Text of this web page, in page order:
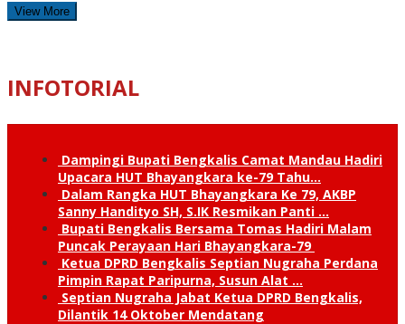
View More
INFOTORIAL
Dampingi Bupati Bengkalis Camat Mandau Hadiri
Upacara HUT Bhayangkara ke-79 Tahu…
Dalam Rangka HUT Bhayangkara Ke 79, AKBP
Sanny Handityo SH, S.IK Resmikan Panti …
Bupati Bengkalis Bersama Tomas Hadiri Malam
Puncak Perayaan Hari Bhayangkara-79
Ketua DPRD Bengkalis Septian Nugraha Perdana
Pimpin Rapat Paripurna, Susun Alat …
Septian Nugraha Jabat Ketua DPRD Bengkalis,
Dilantik 14 Oktober Mendatang